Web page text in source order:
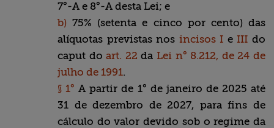
7°-A e 8°-A desta Lei; e
b) 75% (setenta e cinco por cento) das
alíquotas previstas nos incisos I e III do
caput doart. 22 da Lei n° 8.212, de 24 de
julho de 1991.
§ 1° A partir de 1° de janeiro de 2025 até
31 de dezembro de 2027, para fins de
cálculo do valor devido sob o regime da